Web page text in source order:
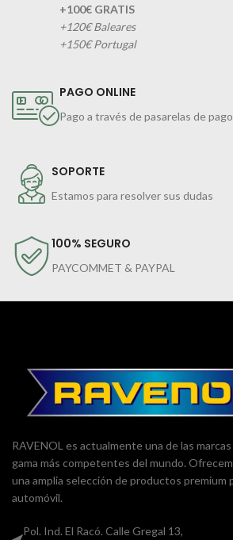
+100€ GRATIS
+120€ Baleares
+150€ Portugal
PAGO ONLINE
Pago a través de pasarelas de pago
SOPORTE
Estamos para resolver sus dudas
100% SEGURO
PAYCOMMET & PAYPAL
RAVENOL es actualmente una de las
gama más competentes del mundo.
una amplia selección de productos premium
automóvil.
Pol. Ind. El Racó. Calle Gregal 13,